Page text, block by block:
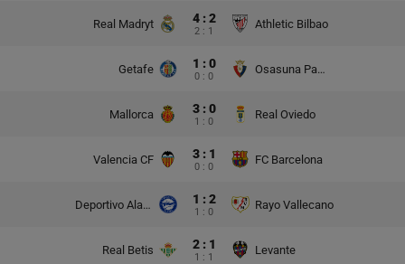
Real Madryt 4 : 2
2 : 1
Athletic Bilbao
Getafe 1 : 0
0 : 0
Osasuna Pampeluna
Mallorca 3 : 0
1 : 0
Real Oviedo
Valencia CF 3 : 1
0 : 0
FC Barcelona
Deportivo Alaves 1 : 2
1 : 0
Rayo Vallecano
Real Betis 2 : 1
1 : 1
Levante